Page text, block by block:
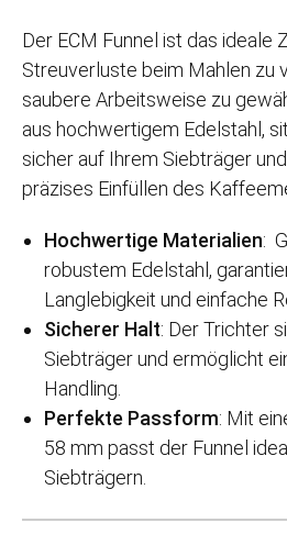
Der ECM Funnel ist das ideale
Streuverluste beim Mahlen zu
saubere Arbeitsweise zu
aus hochwertigem Edelstahl,
sicher auf Ihrem Siebträger
präzises Einfüllen des
Hochwertige Materialien:
robustem Edelstahl,
Langlebigkeit und einfache
Sicherer Halt: Der Trichter
Siebträger und ermöglicht
Handling.
Perfekte Passform: Mit
58 mm passt der Funnel
Siebträgern.